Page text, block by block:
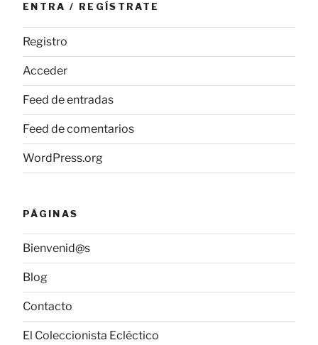
ENTRA / REGÍSTRATE
Registro
Acceder
Feed de entradas
Feed de comentarios
WordPress.org
PÁGINAS
Bienvenid@s
Blog
Contacto
El Coleccionista Ecléctico